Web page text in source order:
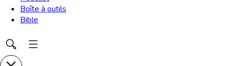
Boîte à outils
Bible